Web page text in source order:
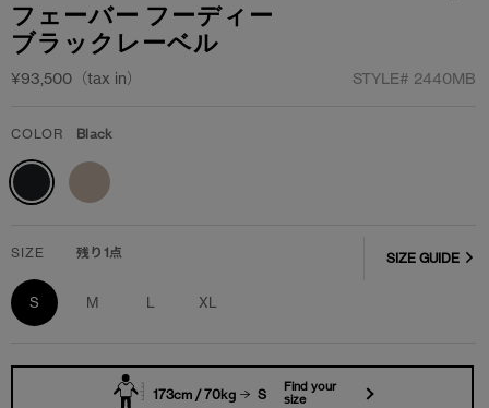
フェーバー フーディー
ブラックレーベル
¥93,500（tax in） STYLE# 2440MB
COLOR Black
SIZE 残り1点
S M L XL
SIZE GUIDE
173cm / 70kg S
Find your
size